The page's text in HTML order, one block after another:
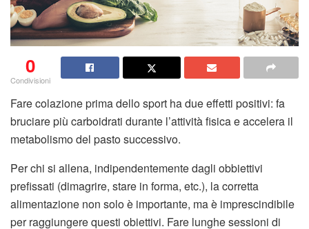
0
Condivisioni
Fare colazione prima dello sport ha due effetti positivi: fa
bruciare più carboidrati durante l’attività fisica e accelera il
metabolismo del pasto successivo.
Per chi si allena, indipendentemente dagli obbiettivi
prefissati (dimagrire, stare in forma, etc.), la corretta
alimentazione non solo è importante, ma è imprescindibile
per raggiungere questi obiettivi. Fare lunghe sessioni di